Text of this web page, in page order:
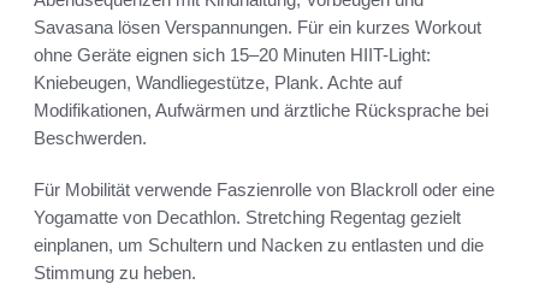
Savasana lösen Verspannungen. Für ein kurzes Workout
ohne Geräte eignen sich 15–20 Minuten HIIT-Light:
Kniebeugen, Wandliegestütze, Plank. Achte auf
Modifikationen, Aufwärmen und ärztliche Rücksprache bei
Beschwerden.
Für Mobilität verwende Faszienrolle von Blackroll oder eine
Yogamatte von Decathlon. Stretching Regentag gezielt
einplanen, um Schultern und Nacken zu entlasten und die
Stimmung zu heben.